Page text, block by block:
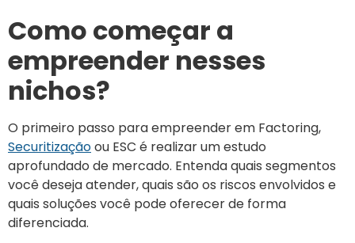
Como começar a
empreender nesses
nichos?
O primeiro passo para empreender em Factoring,
Securitizaçãoou ESC é realizar um estudo
aprofundado de mercado. Entenda quais segmentos
você deseja atender, quais são os riscos envolvidos e
quais soluções você pode oferecer de forma
diferenciada.